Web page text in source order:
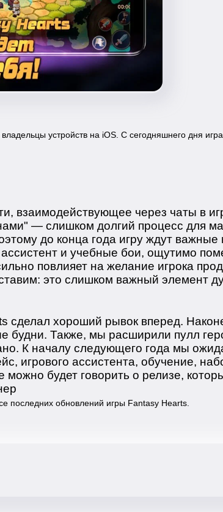
устройств на iOS. С сегодняшнего дня
взаимодействующее через чаты в
— слишком долгий процесс для
до конца года игру ждут важные
и учебные бои, ощутимо
повлияет на желание игрока
это слишком важный элемент
сделал хороший рывок вперед.
будни. Также, мы расширили пулл
К началу следующего года мы
игрового ассистента, обучение,
будет говорить о релизе,
последних обновлений игры Fantasy Hearts.